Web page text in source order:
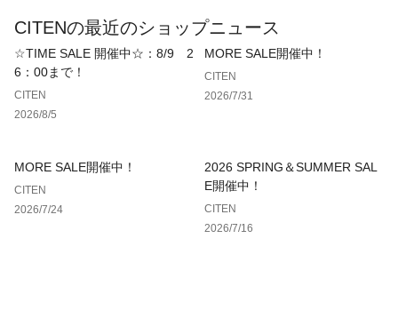
り、実際の色味と異なって見える場合がございます。あらかじ
めご了承ください。
※商品の色味の目安は、商品単体の画像をご参照ください。
※WEB限定で販売しておりましたOLIVEもご好評につきCITEN
各店舗でも展開しております。
品名：CITENﾊﾟﾃﾞｯﾄﾞｸﾘｱﾛｺﾞﾄｰﾄ 品番：42326990146
CITENの最近のショップニュース
☆TIME SALE 開催中☆：8/9 2
6：00まで！
CITEN
2026/8/5
MORE SALE開催中！
CITEN
2026/7/31
MORE SALE開催中！
CITEN
2026/7/24
2026 SPRING＆SUMMER SAL
E開催中！
CITEN
2026/7/16